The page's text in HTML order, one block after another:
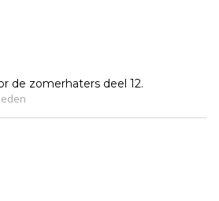
de zomerhaters deel 12.